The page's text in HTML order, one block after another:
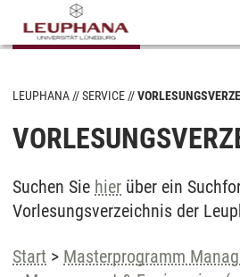
LEUPHANA SERVICE
Suchen Sie hier über ein
Vorlesungsverzeichnis der
Start > Masterprogramm